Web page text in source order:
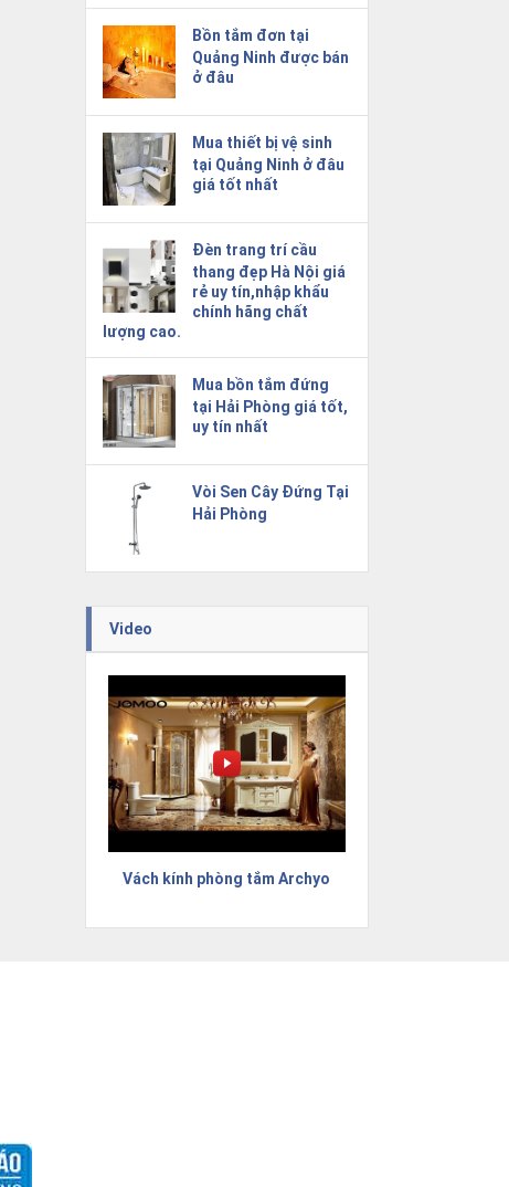
Bồn tắm đơn tại
Quảng Ninh được bán
ở đâu
Mua thiết bị vệ sinh
tại Quảng Ninh ở đâu
giá tốt nhất
Đèn trang trí cầu
thang đẹp Hà Nội giá
rẻ uy tín,nhập khẩu
chính hãng chất
lượng cao.
Mua bồn tắm đứng
tại Hải Phòng giá tốt,
uy tín nhất
Vòi Sen Cây Đứng Tại
Hải Phòng
Video
Vách kính phòng tắm Archyo